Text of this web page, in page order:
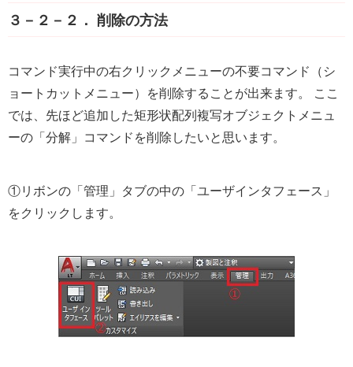
３－２－２． 削除の方法
コマンド実行中の右クリックメニューの不要コマンド（シ
ョートカットメニュー）を削除することが出来ます。 ここ
では、先ほど追加した矩形状配列複写オブジェクトメニュ
ーの「分解」コマンドを削除したいと思います。
①リボンの「管理」タブの中の「ユーザインタフェース」
をクリックします。